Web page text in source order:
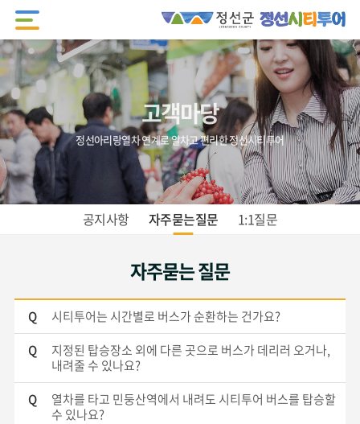
고객마당
정선아리랑열차 연계로 알차고 편리한 정선시티투어
공지사항 자주묻는질문 1:1질문
자주묻는 질문
Q
시티투어는 시간별로 버스가 순환하는 건가요?
Q
지정된 탑승장소 외에 다른 곳으로 버스가 데리러 오거나,
내려줄 수 있나요?
Q
열차를 타고 민둥산역에서 내려도 시티투어 버스를 탑승할
수 있나요?